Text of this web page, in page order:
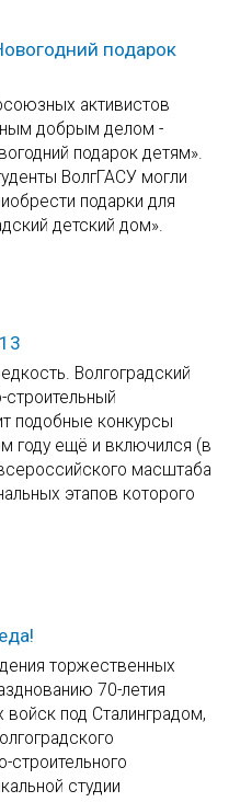
подарок
активистов
добрым делом -
подарок детям».
ВолгГАСУ могли
подарки для
детский дом».
Волгоградский
строительный
подобные конкурсы
году ещё и включился (в
масштаба
этапов которого
торжественных
70-летия
под Сталинградом,
строительного
студии